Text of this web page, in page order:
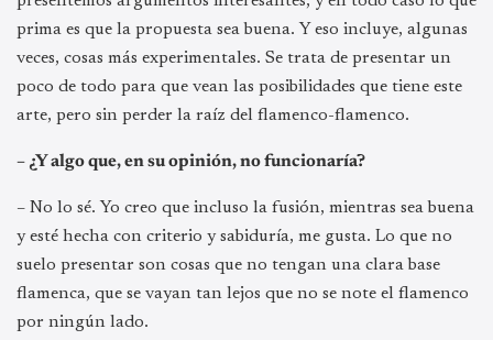
prima es que la propuesta sea buena. Y eso incluye, algunas
veces, cosas más experimentales. Se trata de presentar un
poco de todo para que vean las posibilidades que tiene este
arte, pero sin perder la raíz del flamenco-flamenco.
– ¿Y algo que, en su opinión, no funcionaría?
– No lo sé. Yo creo que incluso la fusión, mientras sea buena
y esté hecha con criterio y sabiduría, me gusta. Lo que no
suelo presentar son cosas que no tengan una clara base
flamenca, que se vayan tan lejos que no se note el flamenco
por ningún lado.